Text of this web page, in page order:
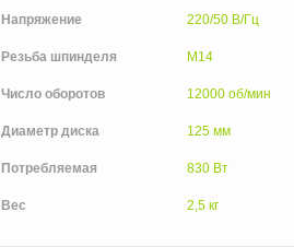
Напряжение 220/50 В/Гц
Резьба шпинделя М14
Число оборотов
12000 об/мин
Диаметр диска 125 мм
Потребляемая
830 Вт
Вес 2,5 кг